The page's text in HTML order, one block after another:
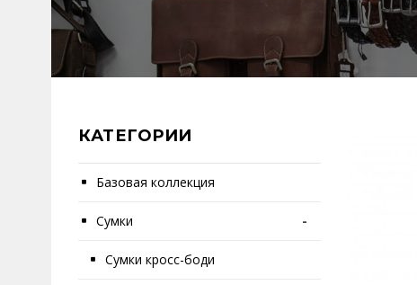
КАТЕГОРИИ
Базовая коллекция
Сумки -
Сумки кросс-боди